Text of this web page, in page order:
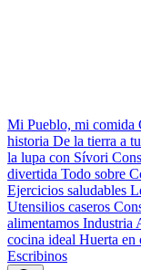
Mi Pueblo, mi comida
historia De la tierra a
la lupa con Sívori
divertida Todo sobre
Ejercicios saludables
Utensilios caseros
alimentamos Industria
cocina ideal Huerta en
Escribinos